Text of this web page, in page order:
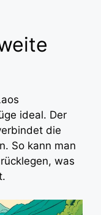
ideal. Der
die
So kann man
was